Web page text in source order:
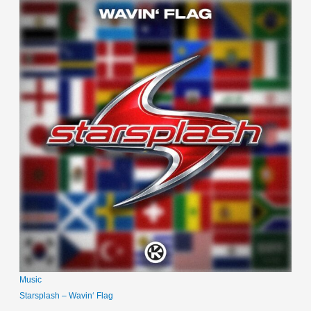
Music
Starsplash – Wavin‘ Flag